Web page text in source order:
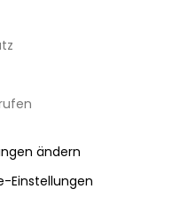
ändern
Einstellungen